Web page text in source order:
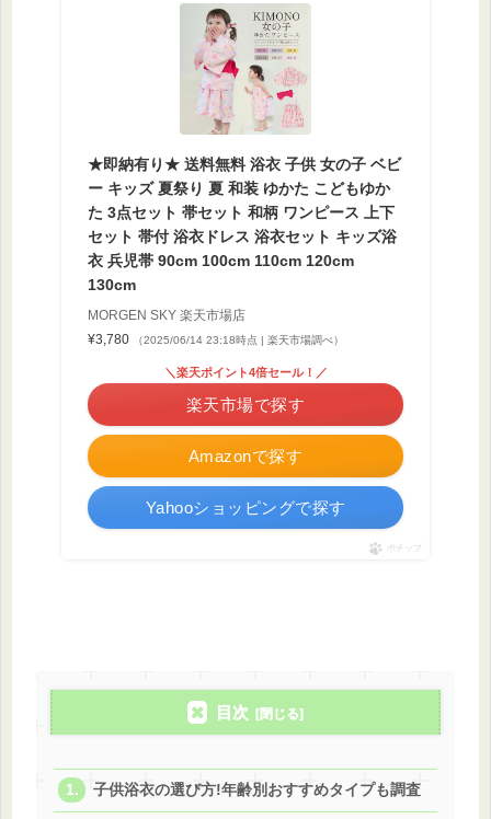
★即納有り★ 送料無料 浴衣 子供 女の子 ベビ
ー キッズ 夏祭り 夏 和装 ゆかた こどもゆか
た 3点セット 帯セット 和柄 ワンピース 上下
セット 帯付 浴衣ドレス 浴衣セット キッズ浴
衣 兵児帯 90cm 100cm 110cm 120cm
130cm
MORGEN SKY 楽天市場店
¥3,780
（2025/06/14 23:18時点 | 楽天市場調べ）
Amazonで探す
＼楽天ポイント4倍セール！／
楽天市場で探す
Yahooショッピングで探す
ポチップ
目次
子供浴衣の選び方!年齢別おすすめタイプも調査